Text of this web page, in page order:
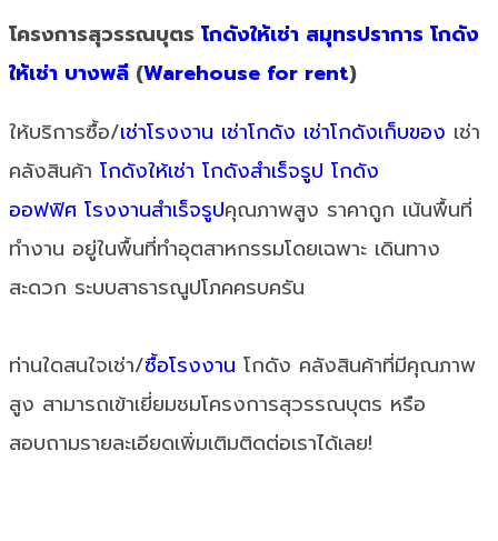
โครงการสุวรรณบุตร โกดังให้เช่า สมุทรปราการ โกดัง
ให้เช่า บางพลี (Warehouse for rent)
ให้บริการซื้อ/เช่าโรงงาน เช่าโกดัง เช่าโกดังเก็บของ เช่า
คลังสินค้า โกดังให้เช่า โกดังสำเร็จรูป โกดัง
ออฟฟิศ โรงงานสำเร็จรูปคุณภาพสูง ราคาถูก เน้นพื้นที่
ทำงาน อยู่ในพื้นที่ทำอุตสาหกรรมโดยเฉพาะ เดินทาง
สะดวก ระบบสาธารณูปโภคครบครัน
ท่านใดสนใจเช่า/ซื้อโรงงาน โกดัง คลังสินค้าที่มีคุณภาพ
สูง สามารถเข้าเยี่ยมชมโครงการสุวรรณบุตร หรือ
สอบถามรายละเอียดเพิ่มเติมติดต่อเราได้เลย!